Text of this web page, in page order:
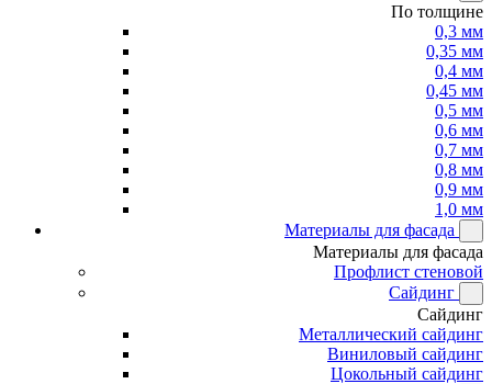
По толщине
0,3 мм
0,35 мм
0,4 мм
0,45 мм
0,5 мм
0,6 мм
0,7 мм
0,8 мм
0,9 мм
1,0 мм
Материалы для фасада
Материалы для фасада
Профлист стеновой
Сайдинг
Сайдинг
Металлический сайдинг
Виниловый сайдинг
Цокольный сайдинг